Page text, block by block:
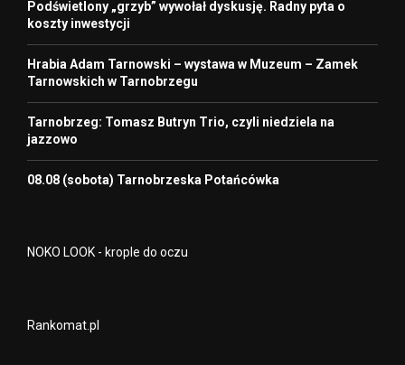
Podświetlony „grzyb” wywołał dyskusję. Radny pyta o
koszty inwestycji
Hrabia Adam Tarnowski – wystawa w Muzeum – Zamek
Tarnowskich w Tarnobrzegu
Tarnobrzeg: Tomasz Butryn Trio, czyli niedziela na
jazzowo
08.08 (sobota) Tarnobrzeska Potańcówka
NOKO LOOK - krople do oczu
Rankomat.pl